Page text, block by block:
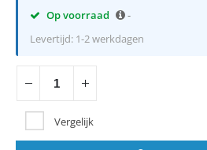
Op voorraad
-
Levertijd: 1-2 werkdagen
Vergelijk